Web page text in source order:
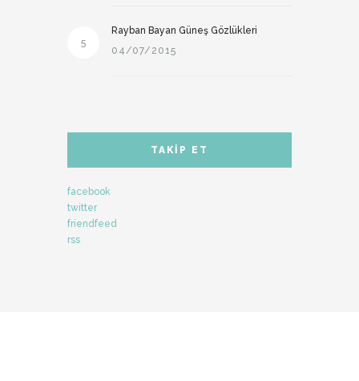
5
Rayban Bayan Güneş Gözlükleri
04/07/2015
TAKIP ET
facebook
twitter
friendfeed
rss